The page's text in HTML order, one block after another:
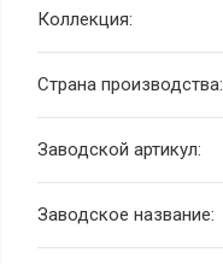
Коллекция:
Страна производства:
Заводской артикул:
Заводское название: